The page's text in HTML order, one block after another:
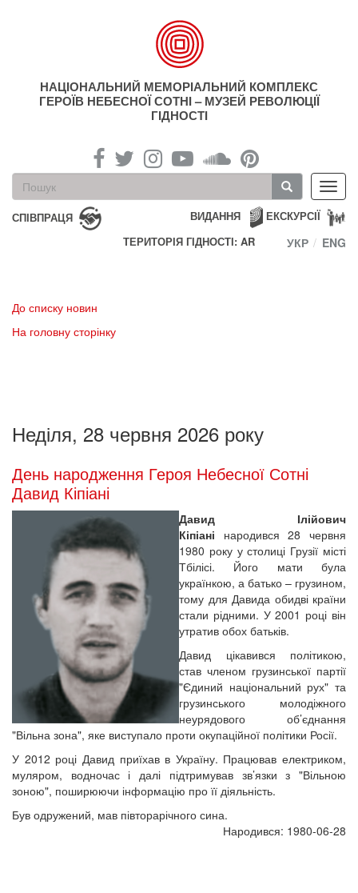
НАЦІОНАЛЬНИЙ МЕМОРІАЛЬНИЙ КОМПЛЕКС
ГЕРОЇВ НЕБЕСНОЇ СОТНІ – МУЗЕЙ РЕВОЛЮЦІЇ
ГІДНОСТІ
Пошукова
форма
Пошук
СПІВПРАЦЯ ЕКСКУРСІЇ
ВИДАННЯ
ТЕРИТОРІЯ ГІДНОСТІ: AR
УКР ENG
До списку новин
На головну сторінку
Неділя, 28 червня 2026 року
День народження Героя Небесної Сотні
Давид Кіпіані
Давид Ілійович
Кіпіані народився 28 червня
1980 року у столиці Грузії місті
Тбілісі. Його мати була
українкою, а батько – грузином,
тому для Давида обидві країни
стали рідними. У 2001 році він
утратив обох батьків.
Давид цікавився політикою,
став членом грузинської партії
"Єдиний національний рух" та
грузинського молодіжного
неурядового об’єднання
"Вільна зона", яке виступало проти окупаційної політики Росії.
У 2012 році Давид приїхав в Україну. Працював електриком,
муляром, водночас і далі підтримував зв’язки з "Вільною
зоною", поширюючи інформацію про її діяльність.
Був одружений, мав півторарічного сина.
Народився: 1980-06-28